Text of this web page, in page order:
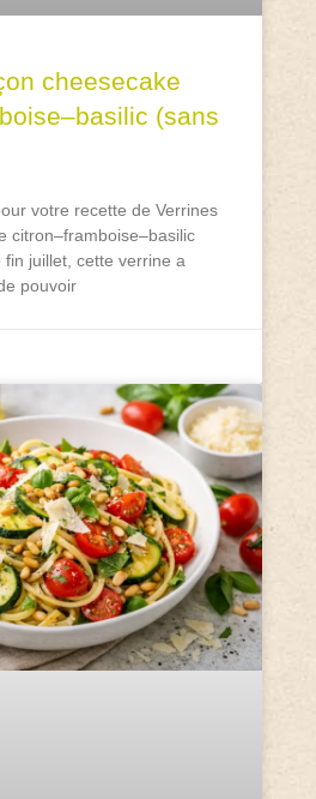
cheesecake
(sans
votre recette de Verrines
citron–framboise–basilic
juillet, cette verrine a
pouvoir